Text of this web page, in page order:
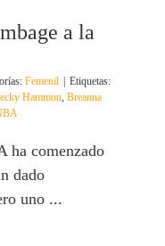
a la
Femenil | Etiquetas:
Hammon Breanna
ha comenzado
dado
uno ...